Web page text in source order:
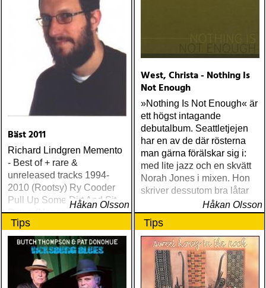
AMERICA/BYRDS/
(tapete) ÅRETS
SUPERGRUPP: monsters
of folk : monsters of folk
(rough trade) ÅRETS T-
BONE BURNETT:
moonalice : moonalice (a
minor label) ÅRETS
STÖRSTA, VÄRSTA,
TYNGSTA & DYRASTE:
neil young : archives
(reprise) ÅRETS GRAM &
EMMYLOU: sugarcane
jane : sugarcane jane
(admiral bean) ÅRETS FAB
FOUR: the beatles : mono
& stereo box (apple)
ÅRETS LIVE-DOKUMENT:
Bäst 2011
Richard Lindgren Memento
- Best of + rare &
unreleased tracks 1994-
2010 (Rootsy) Ry Cooder
Pull Up Some Dirt And Sit
Down (Nonesuch) Tom
Russell Mesabi (Proper)
Deadman Take Up Your
Mat and Walk (Rootsy)
Eilen Jewel Queen of the
Minor Key (Signature
Håkan Olsson
West, Christa - Nothing Is
Not Enough
»Nothing Is Not Enough« är
ett högst intagande
debutalbum. Seattletjejen
har en av de där rösterna
man gärna förälskar sig i:
med lite jazz och en skvätt
Norah Jones i mixen. Hon
skriver dessutom bra låtar
Håkan Olsson
Tips Tips